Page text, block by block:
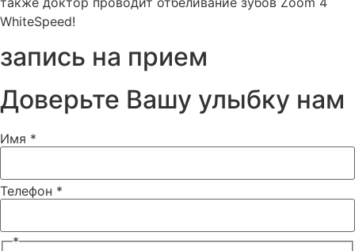
WhiteSpeed!
запись на прием
Доверьте Вашу улыбку нам
Имя *
Имя
Телефон
Телефон *
*